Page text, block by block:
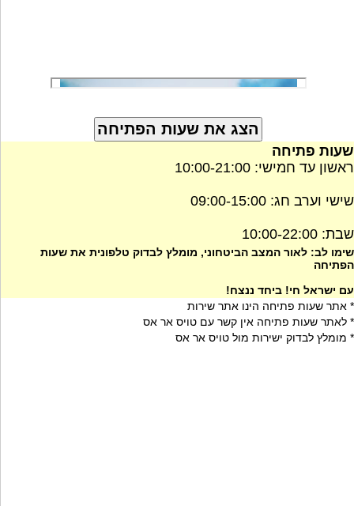
שעות פתיחה
ראשון עד חמישי: 10:00-21:00
שישי וערב חג: 09:00-15:00
שבת: 10:00-22:00
שימו לב: לאור המצב הביטחוני, מומלץ לבדוק טלפונית את שעות
הפתיחה
עם ישראל חי! ביחד ננצח!
* אתר שעות פתיחה הינו אתר שירות
* לאתר שעות פתיחה אין קשר עם טויס אר אס
* מומלץ לבדוק ישירות מול טויס אר אס